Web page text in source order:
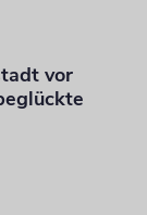
vor